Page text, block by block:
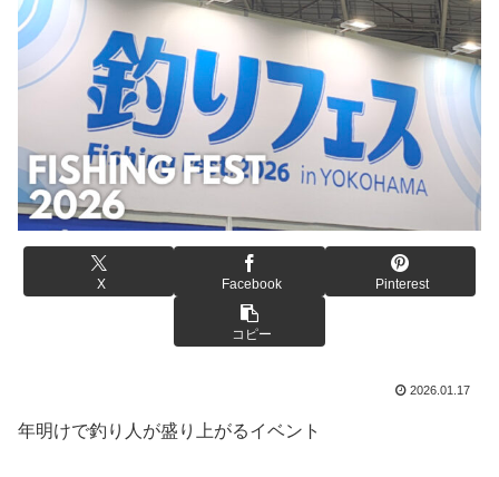
X Facebook Pinterest
コピー
2026.01.17
年明けで釣り人が盛り上がるイベント